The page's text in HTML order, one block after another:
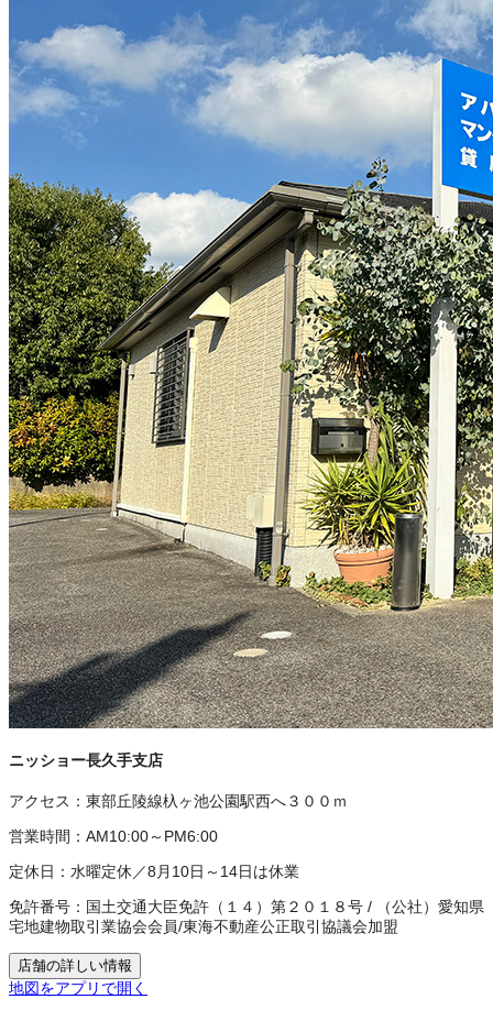
ニッショー長久手支店
アクセス： 東部丘陵線杁ヶ池公園駅西へ３００ｍ
営業時間： AM10:00～PM6:00
定休日： 水曜定休／8月10日～14日は休業
免許番号： 国土交通大臣免許（１４）第２０１８号 /
（公社）愛知県
宅地建物取引業協会会員/東海不動産公正取引協議会加盟
店舗の詳しい情報
地図をアプリで開く